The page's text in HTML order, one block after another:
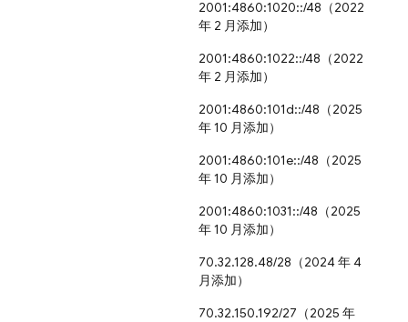
2001:4860:1020::/48（2022
年 2 月添加）
2001:4860:1022::/48（2022
年 2 月添加）
2001:4860:101d::/48（2025
年 10 月添加）
2001:4860:101e::/48（2025
年 10 月添加）
2001:4860:1031::/48（2025
年 10 月添加）
70.32.128.48/28（2024 年 4
月添加）
70.32.150.192/27（2025 年